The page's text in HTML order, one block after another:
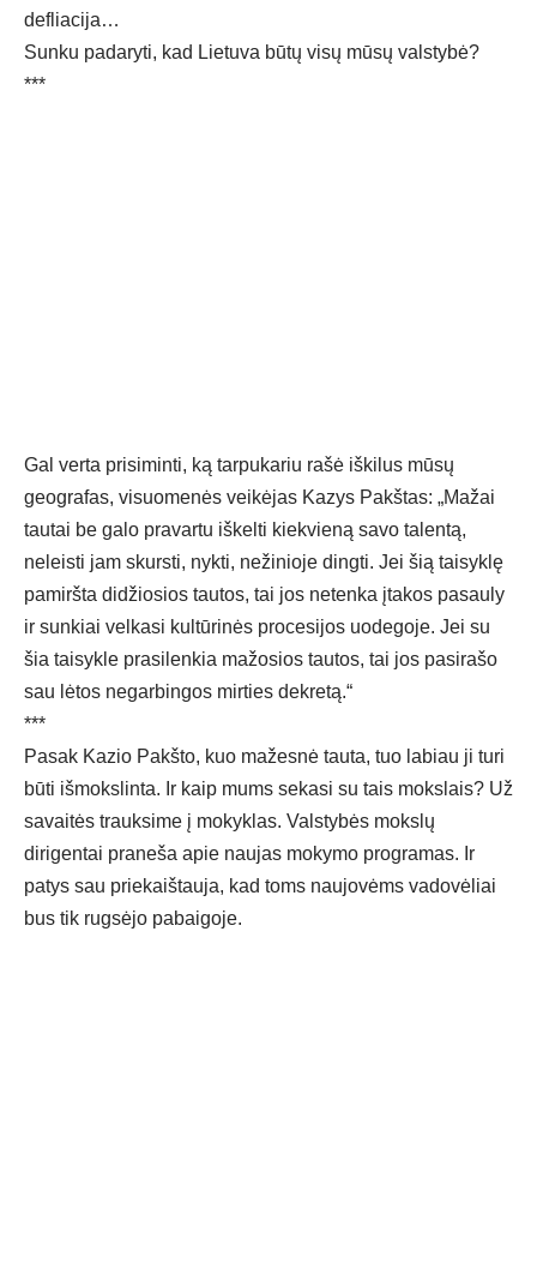
defliacija…
Sunku padaryti, kad Lietuva būtų visų mūsų valstybė?
***
Gal verta prisiminti, ką tarpukariu rašė iškilus mūsų
geografas, visuomenės veikėjas Kazys Pakštas: „Mažai
tautai be galo pravartu iškelti kiekvieną savo talentą,
neleisti jam skursti, nykti, nežinioje dingti. Jei šią taisyklę
pamiršta didžiosios tautos, tai jos netenka įtakos pasauly
ir sunkiai velkasi kultūrinės procesijos uodegoje. Jei su
šia taisykle prasilenkia mažosios tautos, tai jos pasirašo
sau lėtos negarbingos mirties dekretą.“
***
Pasak Kazio Pakšto, kuo mažesnė tauta, tuo labiau ji turi
būti išmokslinta. Ir kaip mums sekasi su tais mokslais? Už
savaitės trauksime į mokyklas. Valstybės mokslų
dirigentai praneša apie naujas mokymo programas. Ir
patys sau priekaištauja, kad toms naujovėms vadovėliai
bus tik rugsėjo pabaigoje.